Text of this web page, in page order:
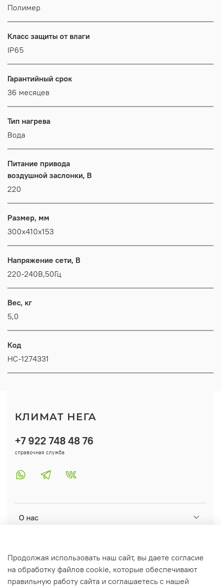
Полимер
Класс защиты от влаги
IР65
Гарантийный срок
36 месяцев
Тип нагрева
Вода
Питание привода
воздушной заслонки, В
220
Размер, мм
300x410x153
Напряжение сети, В
220-240В,50Гц
Вес, кг
5,0
Код
НС-1274331
О нас
Информация
+7 922 748 48 76
справочная служба
КЛИМАТ НЕГА
Продолжая использовать наш сайт, вы даете согласие
на обработку файлов cookie, которые обеспечивают
правильную работу сайта и соглашаетесь с нашей